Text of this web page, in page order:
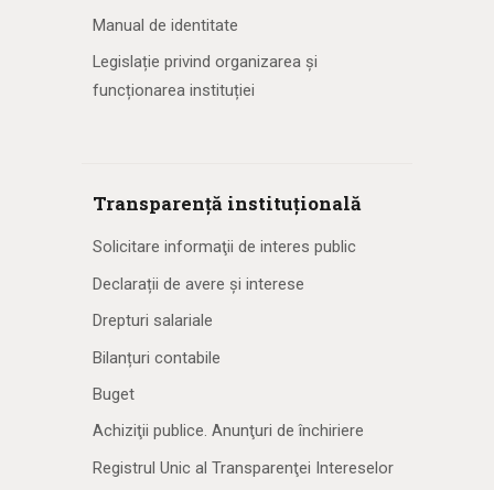
Manual de identitate
Legislație privind organizarea și
funcționarea instituției
Transparență instituțională
Solicitare informaţii de interes public
Declarații de avere și interese
Drepturi salariale
Bilanțuri contabile
Buget
Achiziţii publice. Anunţuri de închiriere
Registrul Unic al Transparenţei Intereselor